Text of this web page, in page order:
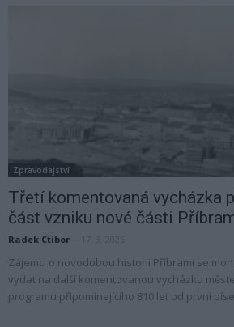
Zpravodajství
Třetí komentovaná vycházka
část vzniku nové části
Radek Ctibor
Zájemci o novodobou historii Příbrami se
vydat na další komentovanou vycházku
programu připomínajícího 810 let od první